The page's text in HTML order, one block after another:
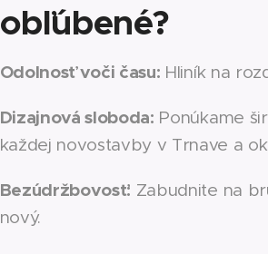
obľúbené?
Odolnosť voči času: Hliník na
Dizajnová sloboda: Ponúkame
každej novostavby v Trnave a
Bezúdržbovosť: Zabudnite na
nový.